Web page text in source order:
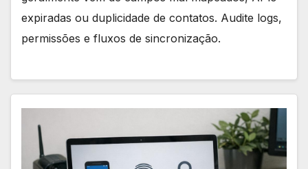
expiradas ou duplicidade de contatos. Audite logs,
permissões e fluxos de sincronização.